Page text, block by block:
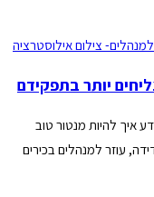
יותר בתפקידם
איך להיות מנטור טוב
עוזר למנהלים בכירים